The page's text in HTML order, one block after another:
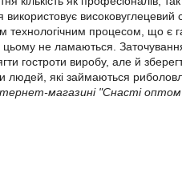
процесом, що є
не ламаються.
гостроти виробу, але й
людей, які займаються
магазині "Снасті